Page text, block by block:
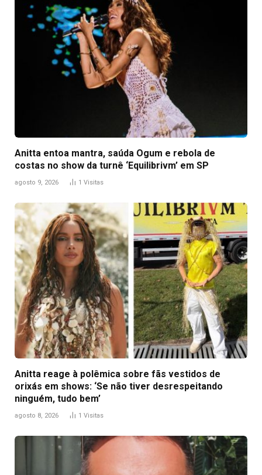
Anitta entoa mantra, saúda Ogum e rebola de
costas no show da turnê ‘Equilibrivm’ em SP
agosto 9, 2026 1 Visitas
Anitta reage à polêmica sobre fãs vestidos de
orixás em shows: ‘Se não tiver desrespeitando
ninguém, tudo bem’
agosto 8, 2026 1 Visitas